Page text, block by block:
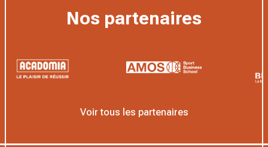
Nos partenaires
Voir tous les partenaires